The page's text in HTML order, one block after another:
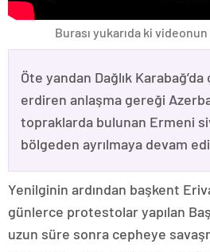
Burası yukarıda ki
Öte yandan Dağlık Karabağ’da
erdiren anlaşma gereği
topraklarda bulunan Ermeni
bölgeden ayrılmaya devam
Yenilginin ardından başkent
günlerce protestolar yapılan
uzun süre sonra cepheye